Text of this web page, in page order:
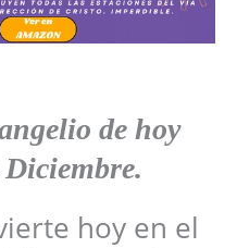
de hoy
Diciembre.
hoy en el